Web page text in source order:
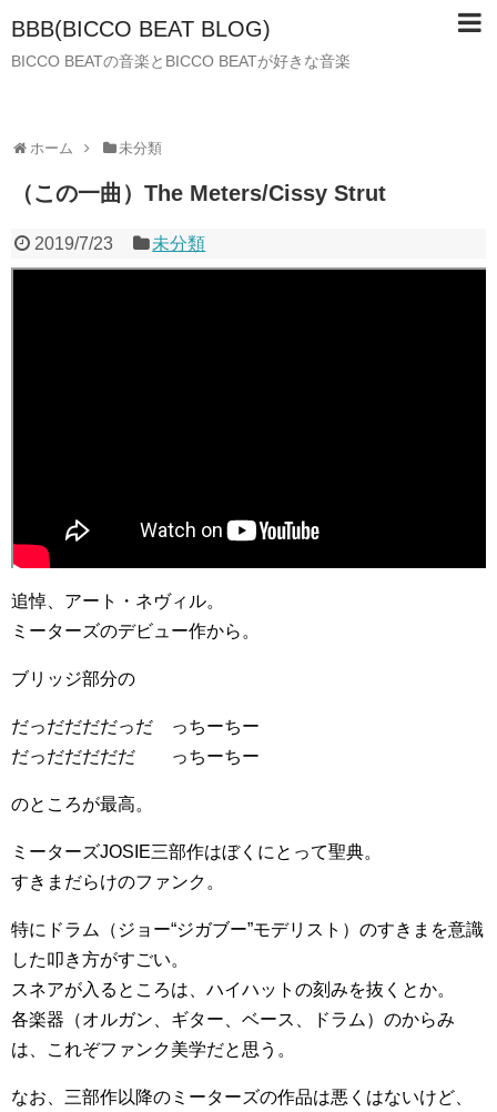
BBB(BICCO BEAT BLOG)
BICCO BEATの音楽とBICCO BEATが好きな音楽
ホーム 未分類
（この一曲）The Meters/Cissy Strut
2019/7/23 未分類
追悼、アート・ネヴィル。
ミーターズのデビュー作から。
ブリッジ部分の
だっだだだだっだ っちーちー
だっだだだだだ っちーちー
のところが最高。
ミーターズJOSIE三部作はぼくにとって聖典。
すきまだらけのファンク。
特にドラム（ジョー“ジガブー”モデリスト）のすきまを意識
した叩き方がすごい。
スネアが入るところは、ハイハットの刻みを抜くとか。
各楽器（オルガン、ギター、ベース、ドラム）のからみ
は、これぞファンク美学だと思う。
なお、三部作以降のミーターズの作品は悪くはないけど、